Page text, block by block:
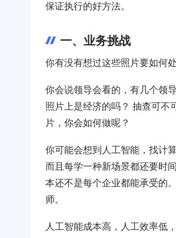
保证执行的好方法。
一、业务挑战
你有没有想过这些照片要如何
你会说领导会看的，有几个领
照片上是经济的吗？ 抽查可不
片，你会如何做呢？
你可能会想到人工智能，找计
而且每学一种新场景都还要时
本还不是每个企业都能承受的
师。
人工智能成本高，人工效率低